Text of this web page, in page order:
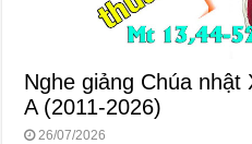
Nghe giảng Chúa
A (2011-2026)
26/07/2026